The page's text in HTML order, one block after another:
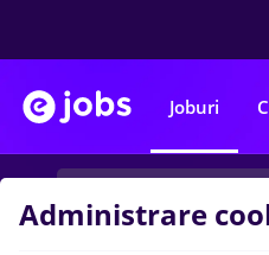
Joburi
Administrare